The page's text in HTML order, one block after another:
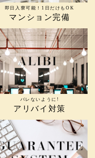
即日入寮可能！1日だけもOK
マンション完備
バレないように!
アリバイ対策